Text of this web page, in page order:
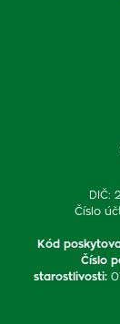
DIČ:
Číslo
Kód
Číslo
starostlivosti: